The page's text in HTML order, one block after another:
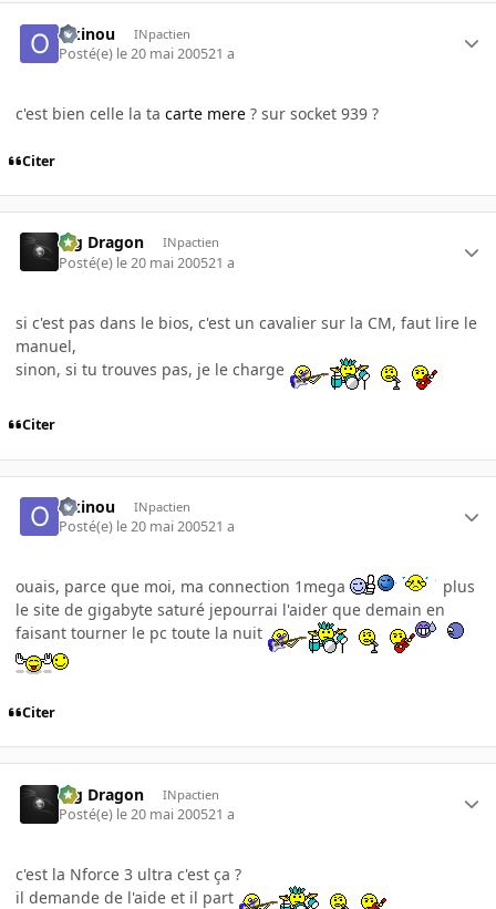
Okinou INpactien
Posté(e) le 20 mai 200521 a
c'est bien celle la ta carte mere ? sur socket 939 ?
Citer
Big Dragon INpactien
Posté(e) le 20 mai 200521 a
si c'est pas dans le bios, c'est un cavalier sur la CM, faut lire le
manuel,
sinon, si tu trouves pas, je le charge
Citer
Okinou INpactien
Posté(e) le 20 mai 200521 a
ouais, parce que moi, ma connection 1mega
plus
le site de gigabyte saturé jepourrai l'aider que demain en
faisant tourner le pc toute la nuit
Citer
Big Dragon INpactien
Posté(e) le 20 mai 200521 a
c'est la Nforce 3 ultra c'est ça ?
il demande de l'aide et il part